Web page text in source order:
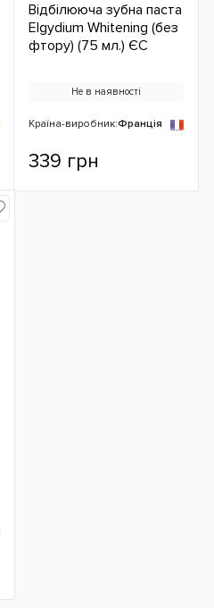
Відбілююча зубна паста
Elgydium Whitening (без
фтору) (75 мл.) ЄС
Не в наявності
Країна-виробник:Франція
339 грн